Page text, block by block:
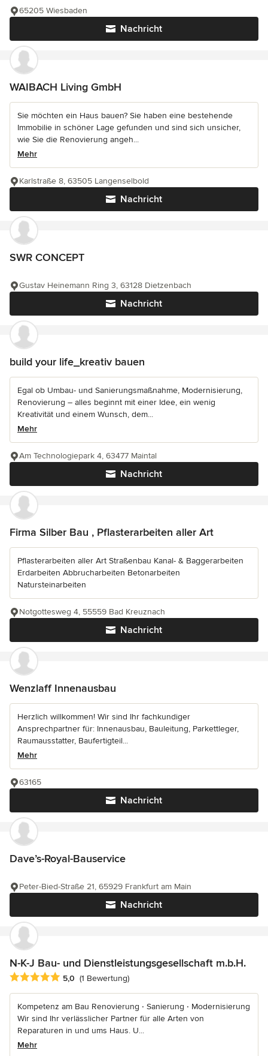
Nachricht
65205 Wiesbaden
WAIBACH Living GmbH
Sie möchten ein Haus bauen? Sie haben eine bestehende
Immobilie in schöner Lage gefunden und sind sich unsicher,
wie Sie die Renovierung angeh...
Mehr
Nachricht
Karlstraße 8, 63505 Langenselbold
SWR CONCEPT
Nachricht
Gustav Heinemann Ring 3, 63128 Dietzenbach
build your life_kreativ bauen
Egal ob Umbau- und Sanierungsmaßnahme, Modernisierung,
Renovierung – alles beginnt mit einer Idee, ein wenig
Kreativität und einem Wunsch, dem...
Mehr
Nachricht
Am Technologiepark 4, 63477 Maintal
Firma Silber Bau , Pflasterarbeiten aller Art
Pflasterarbeiten aller Art Straßenbau Kanal- & Baggerarbeiten
Erdarbeiten Abbrucharbeiten Betonarbeiten
Natursteinarbeiten
Nachricht
Notgottesweg 4, 55559 Bad Kreuznach
Wenzlaff Innenausbau
Herzlich willkommen! Wir sind Ihr fachkundiger
Ansprechpartner für: Innenausbau, Bauleitung, Parkettleger,
Raumausstatter, Baufertigteil...
Mehr
Nachricht
63165
Dave’s-Royal-Bauservice
Nachricht
Peter-Bied-Straße 21, 65929 Frankfurt am Main
N-K-J Bau- und Dienstleistungsgesellschaft m.b.H.
Durchschnittliche Bewertung: 5 von 5 Sternen
5,0 (1 Bewertung)
Kompetenz am Bau Renovierung ‧ Sanierung ‧ Modernisierung
Wir sind Ihr verlässlicher Partner für alle Arten von
Reparaturen in und ums Haus. U...
Mehr